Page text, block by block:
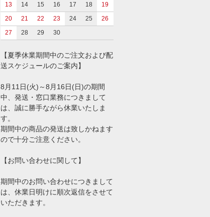
13
14 15 16 17 18
19
20
21 22 23 24 25
26
27
28 29 30
【夏季休業期間中のご注文および配
送スケジュールのご案内】
8月11日(火)～8月16日(日)の期間
中、発送・窓口業務につきまして
は、誠に勝手ながら休業いたしま
す。
期間中の商品の発送は致しかねます
ので十分ご注意ください。
【お問い合わせに関して】
期間中のお問い合わせにつきまして
は、休業日明けに順次返信をさせて
いただきます。